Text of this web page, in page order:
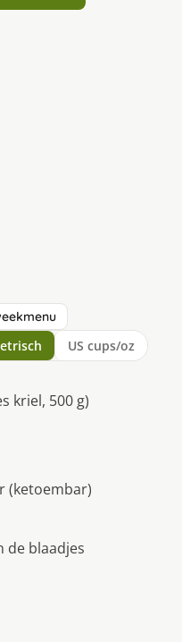
US cups/oz
kriel, 500 g)
(ketoembar)
de blaadjes